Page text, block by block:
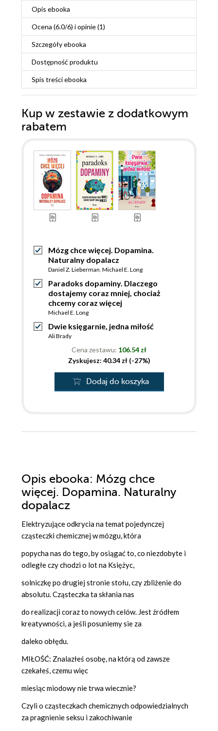
Opis ebooka
Ocena (6.0/6) i opinie (1)
Szczegółyebooka
Dostępność produktu
Spis treściebooka
Kup w zestawie z dodatkowym
rabatem
Mózg chce więcej. Dopamina.
Naturalny dopalacz
Daniel Z. Lieberman, Michael E. Long
Paradoks dopaminy. Dlaczego
dostajemy coraz mniej, chociaż
chcemy coraz więcej
Michael E. Long
Dwie księgarnie, jedna miłość
Ali Brady
Cena zestawu: 106.54 zł
Zyskujesz: 40.34 zł (-27%)
Dodaj do koszyka
Opis ebooka: Mózg chce
więcej. Dopamina. Naturalny
dopalacz
Elektryzujące odkrycia na temat pojedynczej
cząsteczki chemicznej w mózgu, która
popycha nas do tego, by osiągać to, co niezdobyte i
odległe czy chodzi o lot na Księżyc,
solniczkę po drugiej stronie stołu, czy zbliżenie do
absolutu. Cząsteczka ta skłania nas
do realizacji coraz to nowych celów. Jest źródłem
kreatywności, a jeśli posuniemy sie za
daleko obłędu.
MIŁOŚĆ: Znalazłeś osobę, na którą od zawsze
czekałeś, czemu więc
miesiąc miodowy nie trwa wiecznie?
Czyli o cząsteczkach chemicznych odpowiedzialnych
za pragnienie seksu i zakochiwanie